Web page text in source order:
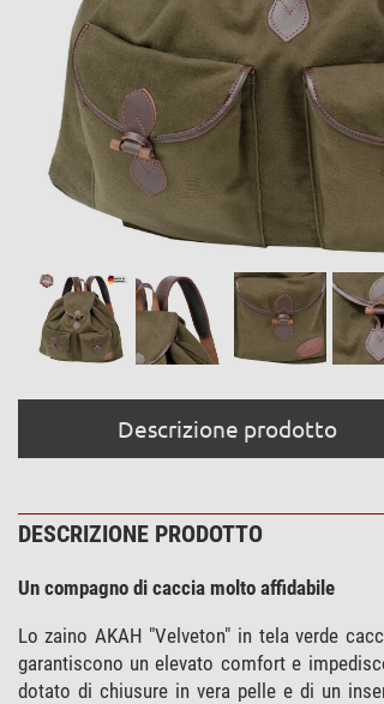
Descrizione prodotto
DESCRIZIONE PRODOTTO
Un compagno di caccia molto affidabile
Lo zaino AKAH "Velveton" in tela verde
garantiscono un elevato comfort e
dotato di chiusure in vera pelle e di un